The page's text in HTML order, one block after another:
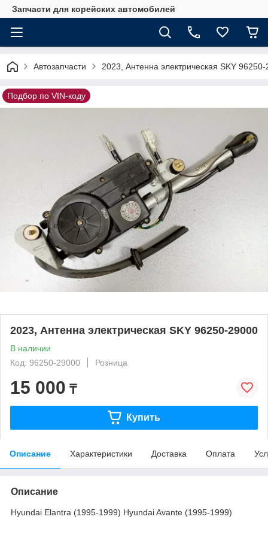
Запчасти для корейских автомобилей
Автозапчасти 2023, Антенна электрическая SKY
Подбор по VIN-коду
2023, Антенна электрическая SKY 96250-29000
В наличии
Код: 96250-29000
Розница
15 000 ₸
Купить
Описание Характеристики Доставка Оплата
Описание
Hyundai Elantra (1995-1999) Hyundai Avante (1995-1999)